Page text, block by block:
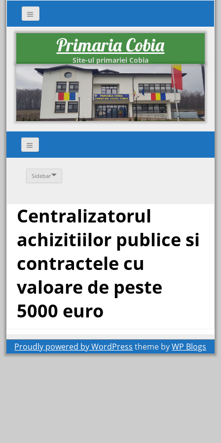
Primaria Cobia
Site-ul primariei Cobia
Sidebar
Centralizatorul
achizitiilor publice si
contractele cu
valoare de peste
5000 euro
Proudly powered by WordPress theme byWP Blogs